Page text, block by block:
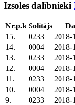
Izsoles dalībnieki
Nr.p.k Solītājs
15.
0233 2018-
14.
0004 2018-
13.
0233 2018-
12.
0004 2018-
11.
0233 2018-
10.
0004 2018-
9.
0233 2018-